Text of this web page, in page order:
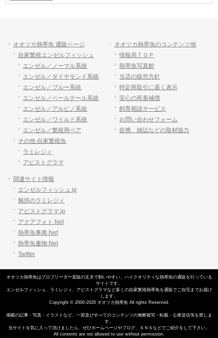
ー
オオツカ熱帯魚 通販ページ
自家繁殖エンゼルフィッシュ
エンゼル／ノーマル系統
エンゼル／ダイヤモンド系統
エンゼル／ブルー系統
エンゼル／ベールテール系統
エンゼル／アルビノ系統
エンゼル／ワイルド系統
エンゼル／繁殖用ペア
その他 自家繁殖魚
ラミレジィ
アピストグラマ
オオツカ熱帯魚のコンテンツ他
情報局ＴＯＰ
熱帯魚写真館
当店の販売方針
特定商取引に基く表示
安心の死着補償
飼育相談サービス
お問い合わせフォーム
提携、雑誌などの取材協力
関連サイト情報
エンゼルフィッシュ.jp
魅惑のラミレジィ
アピストグラマ.jp
アクアフォト.Net
熱帯魚事典.Net
熱帯魚書物.Net
Twitter
オオツカ熱帯魚はプロブリーダー直販の丈夫で飼いやすい、 ハイクオリティな熱帯魚の通販 を行っている
サイトです。
エンゼルフィッシュ 、 ラミレジィ 、 アピストグラマなど多くの自家繁殖熱帯魚 を通販でご自宅までお届け
します。
Copyright © 2000-2026 オオツカ熱帯魚 All rights Reserved.
掲載の記事・写真・イラストなど、一部及びすべてのコンテンツの無断複写・転載・公衆送信等を禁じま
す。
当サイトを気に入って頂けましたら、ぜひホームページやブログ、ＳＮＳなどでご紹介をして下さい。
All contents are not allowed to use without permission.